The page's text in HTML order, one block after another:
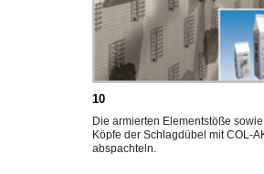
10
Die armierten Elementstöße
Köpfe der Schlagdübel mit COL-
abspachteln.